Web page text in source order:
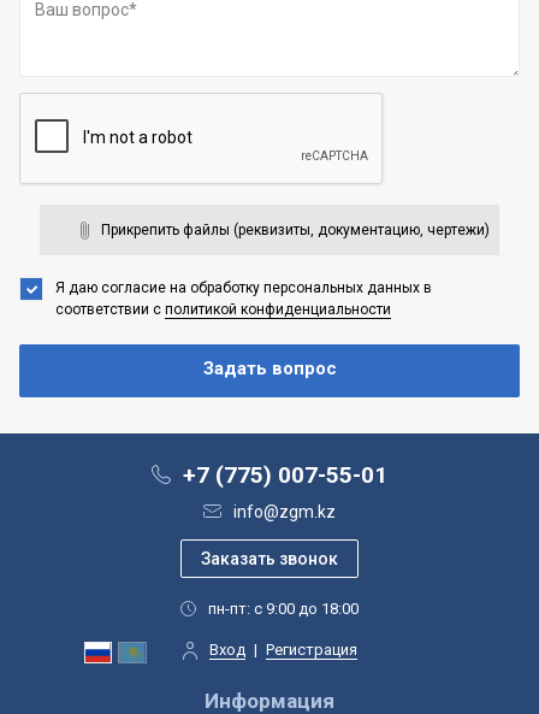
Прикрепить файлы (реквизиты, документацию, чертежи)
Я даю согласие на обработку персональных данных в
соответствии с политикой конфиденциальности
+7 (775) 007-55-01
info@zgm.kz
пн-пт: с 9:00 до 18:00
Вход | Регистрация
Информация